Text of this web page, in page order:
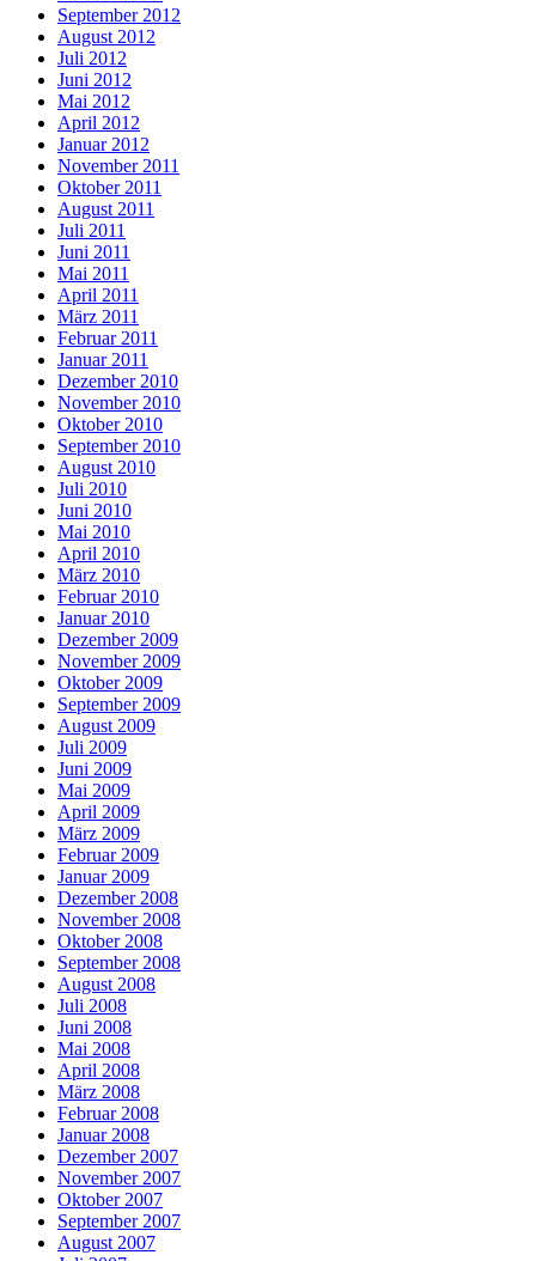
September 2012
August 2012
Juli 2012
Juni 2012
Mai 2012
April 2012
Januar 2012
November 2011
Oktober 2011
August 2011
Juli 2011
Juni 2011
Mai 2011
April 2011
März 2011
Februar 2011
Januar 2011
Dezember 2010
November 2010
Oktober 2010
September 2010
August 2010
Juli 2010
Juni 2010
Mai 2010
April 2010
März 2010
Februar 2010
Januar 2010
Dezember 2009
November 2009
Oktober 2009
September 2009
August 2009
Juli 2009
Juni 2009
Mai 2009
April 2009
März 2009
Februar 2009
Januar 2009
Dezember 2008
November 2008
Oktober 2008
September 2008
August 2008
Juli 2008
Juni 2008
Mai 2008
April 2008
März 2008
Februar 2008
Januar 2008
Dezember 2007
November 2007
Oktober 2007
September 2007
August 2007